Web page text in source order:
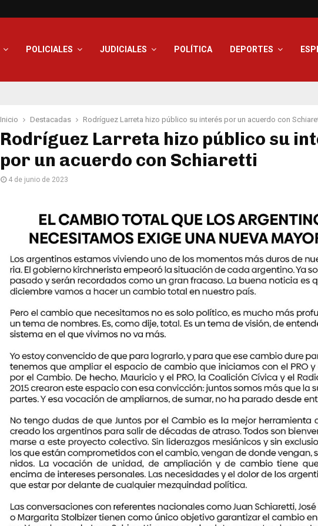
POLICIALES JUDICIALES POLÍTICA DEPORTES
Inicio Destacadas Rodríguez Larreta hizo público su interés por un acuerdo con
Rodríguez Larreta hizo público su
por un acuerdo con Schiaretti
4 de junio de 2023